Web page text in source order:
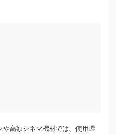
高額シネマ機材では、使用環